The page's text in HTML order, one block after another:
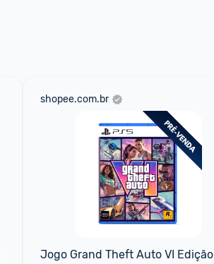
shopee.com.br
Jogo Grand Theft Auto VI Edição